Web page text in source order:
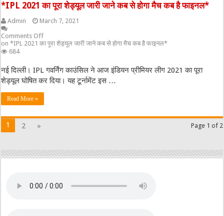
*IPL 2021 का पूरा शेड्यूल जारी जाने कब से होगा मैच कब है फाइनल*
Admin
March 7, 2021
Comments Off
on *IPL 2021 का पूरा शेड्यूल जारी जाने कब से होगा मैच कब है फाइनल*
684
नई दिल्ली। IPL गवर्निंग काउंसिल ने आज इंडियन प्रीमियर लीग 2021 का पूरा
शेड्यूल घोषित कर दिया। यह टूर्नामेंट इस …
Read More »
Page 1 of 2
1 2 »